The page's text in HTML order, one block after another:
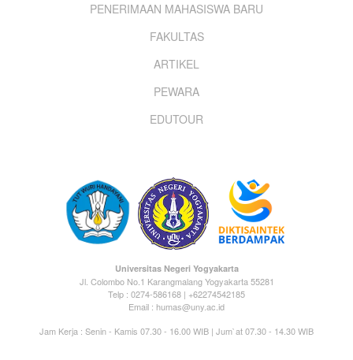
PENERIMAAN MAHASISWA BARU
FAKULTAS
ARTIKEL
PEWARA
EDUTOUR
Universitas Negeri Yogyakarta
Jl. Colombo No.1 Karangmalang Yogyakarta 55281
Telp : 0274-586168 | +62274542185
Email : humas@uny.ac.id
Jam Kerja : Senin - Kamis 07.30 - 16.00 WIB | Jum`at 07.30 - 14.30 WIB